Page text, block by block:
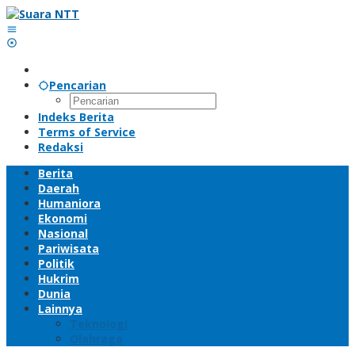
Lewati
ke
konten
Pencarian
Indeks Berita
Terms of Service
Redaksi
Berita
Daerah
Humaniora
Ekonomi
Nasional
Pariwisata
Politik
Hukrim
Dunia
Lainnya
Teknologi
Olahraga